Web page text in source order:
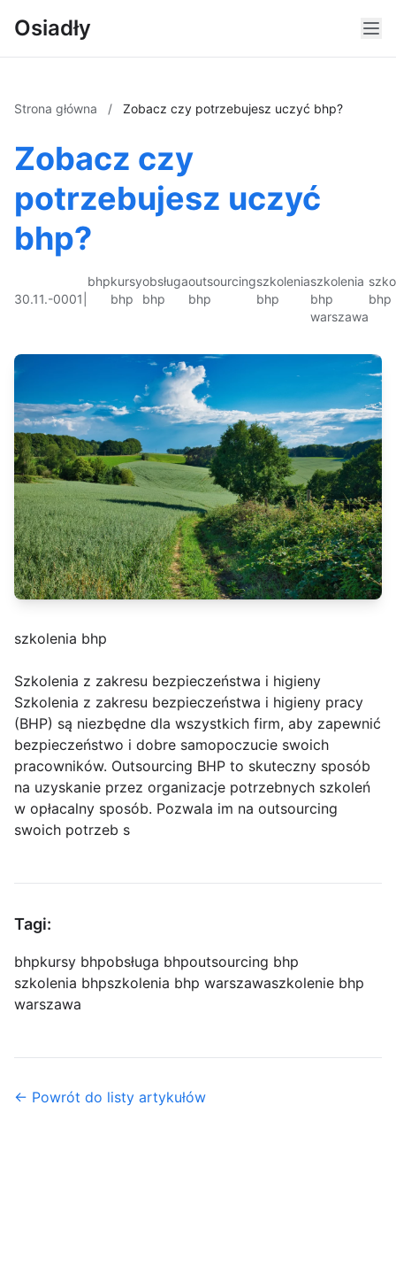
Osiadły
Strona główna / Zobacz czy potrzebujesz uczyć bhp?
Zobacz czy
potrzebujesz uczyć
bhp?
30.11.-0001
bhpkursy
bhp
obsługa
bhp
outsourcing
bhp
szkolenia
bhp
szkolenia
bhp
warszawa
bhp
szkolenia bhp
Szkolenia z zakresu bezpieczeństwa i higieny
Szkolenia z zakresu bezpieczeństwa i higieny pracy
(BHP) są niezbędne dla wszystkich firm, aby zapewnić
bezpieczeństwo i dobre samopoczucie swoich
pracowników. Outsourcing BHP to skuteczny sposób
na uzyskanie przez organizacje potrzebnych szkoleń
w opłacalny sposób. Pozwala im na outsourcing
swoich potrzeb s
Tagi:
bhpkursy bhpobsługa bhpoutsourcing bhp
szkolenia bhpszkolenia bhp warszawaszkolenie bhp
warszawa
← Powrót do listy artykułów